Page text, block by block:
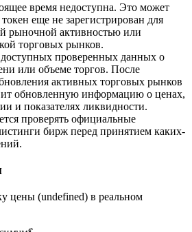
USDT в качестве
M
время недоступна. Это может
еще не зарегистрирован для
рыночной активностью или
торговых рынков.
проверенных данных о
или объеме торгов. После
активных торговых рынков
обновленную информацию о ценах,
и показателях ликвидности.
проверять официальные
бирж перед принятием каких-
цены (undefined) в реальном